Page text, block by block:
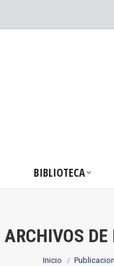
BIBLIOTECA
ARCHIVOS
Estás aquí:
Inicio